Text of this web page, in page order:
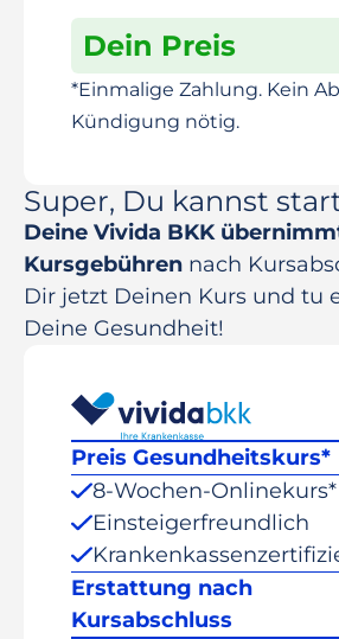
Dein Preis
*Einmalige Zahlung. Kein
Kündigung nötig.
Super, Du kannst
Deine Vivida BKK
Kursgebühren nach
Dir jetzt Deinen Kurs und tu
Deine Gesundheit!
Preis Gesundheitskurs*
8-Wochen-Onlinekurs*
Einsteigerfreundlich
Erstattung nach
Kursabschluss